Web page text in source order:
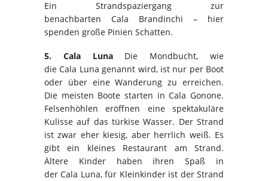
Ein Strandspaziergang zur
benachbarten Cala Brandinchi – hier
spenden große Pinien Schatten.
5. CalaLuna Die Mondbucht, wie
dieCala Luna genannt wird, ist nur per Boot
oder über eine Wanderung zu erreichen.
Die meisten Boote starten inCala Gonone.
Felsenhöhlen eröffnen eine spektakuläre
Kulisse auf das türkise Wasser. Der Strand
ist zwar eher kiesig, aber herrlich weiß. Es
gibt ein kleines Restaurant am Strand.
Ältere Kinder haben ihren Spaß in
derCala Luna, für Kleinkinder ist der Strand